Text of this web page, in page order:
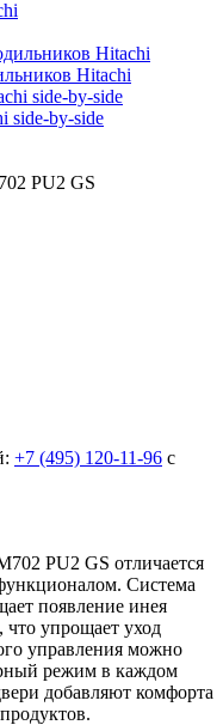
Hitachi
side-by-side
PU2 GS
+7 (495) 120-11-96 с
PU2 GS отличается
Система
появление инея
что упрощает уход
управления можно
режим в каждом
добавляют комфорта